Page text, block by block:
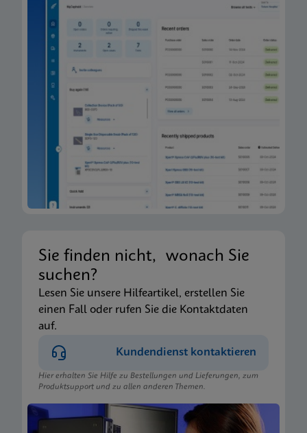
Sie finden nicht, wonach Sie
suchen?
Lesen Sie unsere Hilfeartikel, erstellen Sie
einen Fall oder rufen Sie die Kontaktdaten
auf.
Kundendienst kontaktieren
Hier erhalten Sie Hilfe zu Bestellungen und Lieferungen, zum
Produktsupport und zu allen anderen Themen.